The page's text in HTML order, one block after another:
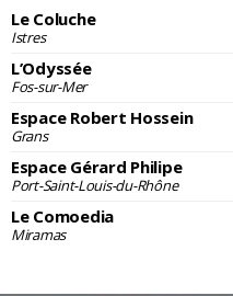
Le Coluche
Istres
L’Odyssée
Fos-sur-Mer
Espace Robert Hossein
Grans
Espace Gérard Philipe
Port-Saint-Louis-du-Rhône
Le Comoedia
Miramas